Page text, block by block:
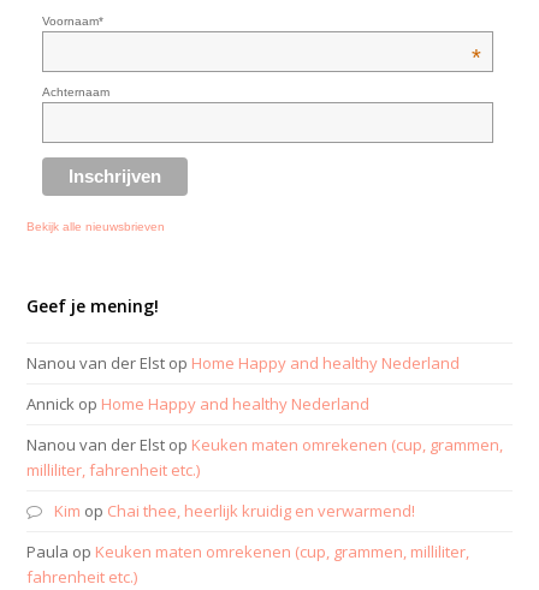
Voornaam*
*
Achternaam
Bekijk alle nieuwsbrieven
Geef je mening!
Nanou van der Elst op Home Happy and healthy Nederland
Annick op Home Happy and healthy Nederland
Nanou van der Elst op Keuken maten omrekenen (cup, grammen,
milliliter, fahrenheit etc.)
Kim op Chai thee, heerlijk kruidig en verwarmend!
Paula op Keuken maten omrekenen (cup, grammen, milliliter,
fahrenheit etc.)